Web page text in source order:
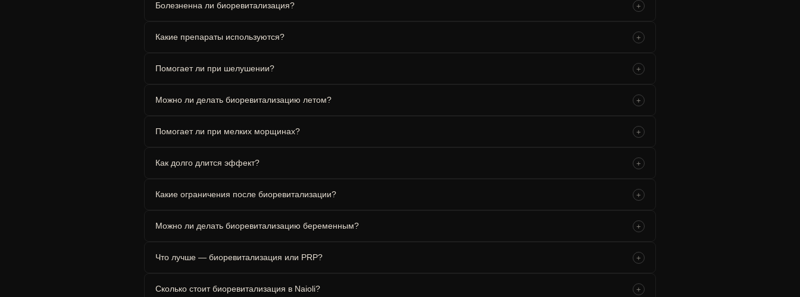
Болезненна ли биоревитализация? +
Какие препараты используются? +
Помогает ли при шелушении? +
Можно ли делать биоревитализацию летом? +
Помогает ли при мелких морщинах? +
Как долго длится эффект? +
Какие ограничения после биоревитализации? +
Можно ли делать биоревитализацию беременным? +
Что лучше — биоревитализация или PRP? +
Сколько стоит биоревитализация в Naioli? +